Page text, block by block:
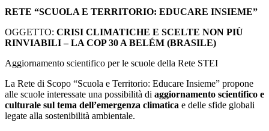
RETE “SCUOLA E TERRITORIO: EDUCARE INSIEME”
OGGETTO: CRISI CLIMATICHE E SCELTE NON PIÙ
RINVIABILI – LA COP 30 A BELÉM (BRASILE)
Aggiornamento scientifico per le scuole della Rete STEI
La Rete di Scopo “Scuola e Territorio: Educare Insieme” propone
alle scuole interessate una possibilità di aggiornamento scientifico e
culturale sul tema dell’emergenza climatica e delle sfide globali
legate alla sostenibilità ambientale.